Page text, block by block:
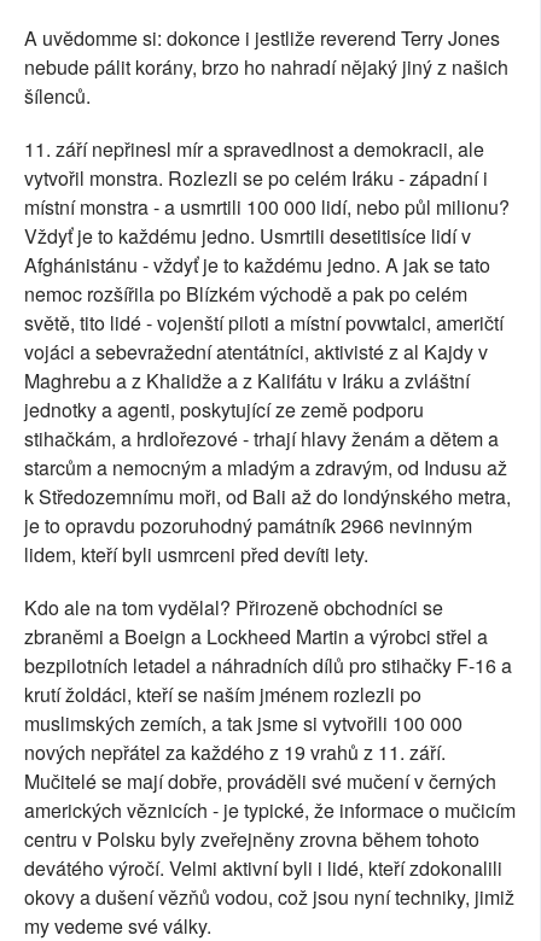
A uvědomme si: dokonce i jestliže reverend Terry Jones
nebude pálit korány, brzo ho nahradí nějaký jiný z našich
šílenců.
11. září nepřinesl mír a spravedlnost a demokracii, ale
vytvořil monstra. Rozlezli se po celém Iráku - západní i
místní monstra - a usmrtili 100 000 lidí, nebo půl milionu?
Vždyť je to každému jedno. Usmrtili desetitisíce lidí v
Afghánistánu - vždyť je to každému jedno. A jak se tato
nemoc rozšířila po Blízkém východě a pak po celém
světě, tito lidé - vojenští piloti a místní povwtalci, američtí
vojáci a sebevražední atentátníci, aktivisté z al Kajdy v
Maghrebu a z Khalidže a z Kalifátu v Iráku a zvláštní
jednotky a agenti, poskytující ze země podporu
stihačkám, a hrdlořezové - trhají hlavy ženám a dětem a
starcům a nemocným a mladým a zdravým, od Indusu až
k Středozemnímu moři, od Bali až do londýnského metra,
je to opravdu pozoruhodný památník 2966 nevinným
lidem, kteří byli usmrceni před devíti lety.
Kdo ale na tom vydělal? Přirozeně obchodníci se
zbraněmi a Boeign a Lockheed Martin a výrobci střel a
bezpilotních letadel a náhradních dílů pro stihačky F-16 a
krutí žoldáci, kteří se naším jménem rozlezli po
muslimských zemích, a tak jsme si vytvořili 100 000
nových nepřátel za každého z 19 vrahů z 11. září.
Mučitelé se mají dobře, prováděli své mučení v černých
amerických věznicích - je typické, že informace o mučicím
centru v Polsku byly zveřejněny zrovna během tohoto
devátého výročí. Velmi aktivní byli i lidé, kteří zdokonalili
okovy a dušení vězňů vodou, což jsou nyní techniky, jimiž
my vedeme své války.